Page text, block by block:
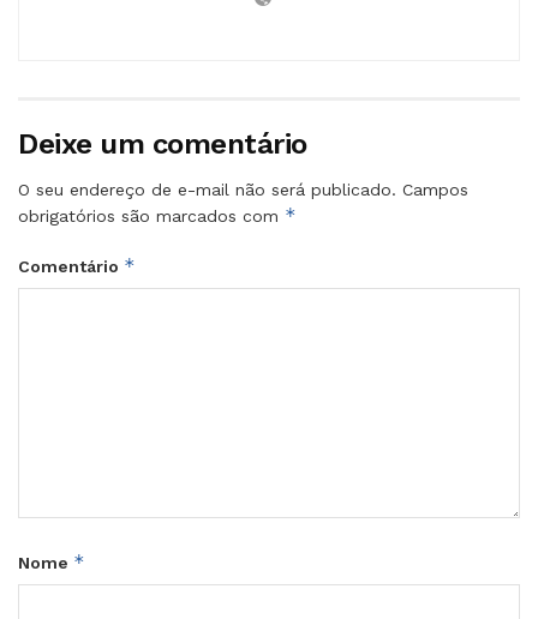
Deixe um comentário
O seu endereço de e-mail não será publicado. Campos
obrigatórios são marcados com *
Comentário *
Nome *